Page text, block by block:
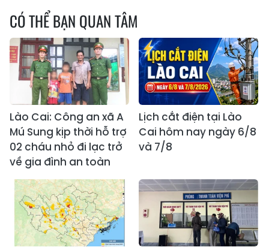
CÓ THỂ BẠN QUAN TÂM
Lào Cai: Công an xã A
Mú Sung kịp thời hỗ trợ
02 cháu nhỏ đi lạc trở
về gia đình an toàn
Lịch cắt điện tại Lào
Cai hôm nay ngày 6/8
và 7/8